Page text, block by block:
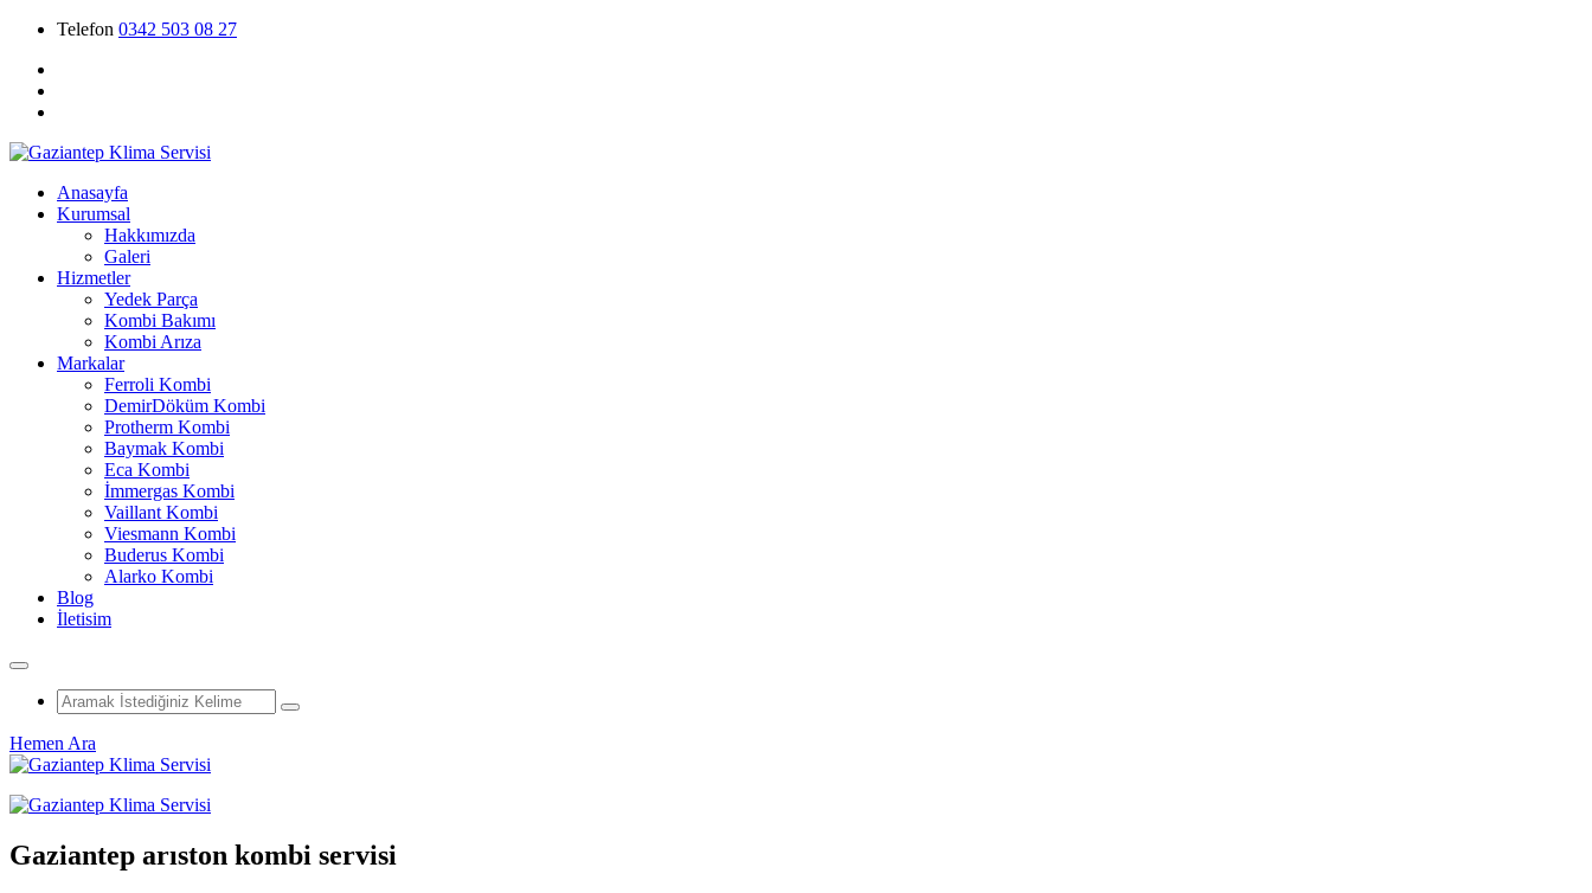
Telefon 0342 503 08 27
Anasayfa
Kurumsal
Hakkımızda
Galeri
Hizmetler
Yedek Parça
Kombi Bakımı
Kombi Arıza
Markalar
Ferroli Kombi
DemirDöküm Kombi
Protherm Kombi
Baymak Kombi
Eca Kombi
İmmergas Kombi
Vaillant Kombi
Viesmann Kombi
Buderus Kombi
Alarko Kombi
Blog
İletisim
Hemen Ara
Gaziantep arıston kombi servisi